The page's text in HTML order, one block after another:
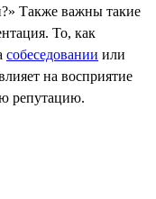
Также важны такие
То, как
собеседовании или
на восприятие
репутацию.